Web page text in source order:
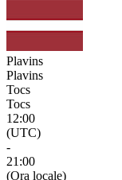
Plavins
Plavins
Tocs
Tocs
12:00
(UTC)
-
21:00
(Ora locale)